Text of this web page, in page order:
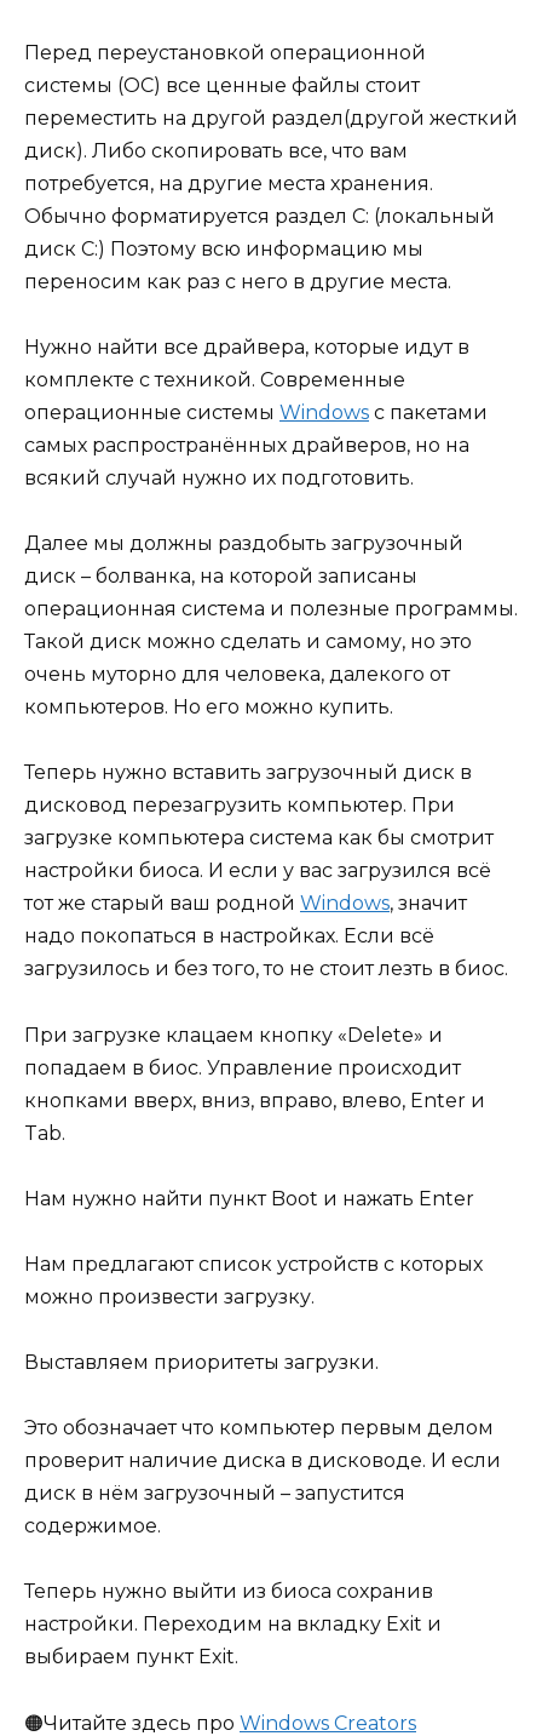
Перед переустановкой операционной
системы (ОС) все ценные файлы стоит
переместить на другой раздел(другой жесткий
диск). Либо скопировать все, что вам
потребуется, на другие места хранения.
Обычно форматируется раздел C: (локальный
диск С:) Поэтому всю информацию мы
переносим как раз с него в другие места.
Нужно найти все драйвера, которые идут в
комплекте с техникой. Современные
операционные системы Windows с пакетами
самых распространённых драйверов, но на
всякий случай нужно их подготовить.
Далее мы должны раздобыть загрузочный
диск – болванка, на которой записаны
операционная система и полезные программы.
Такой диск можно сделать и самому, но это
очень муторно для человека, далекого от
компьютеров. Но его можно купить.
Теперь нужно вставить загрузочный диск в
дисковод перезагрузить компьютер. При
загрузке компьютера система как бы смотрит
настройки биоса. И если у вас загрузился всё
тот же старый ваш родной Windows, значит
надо покопаться в настройках. Если всё
загрузилось и без того, то не стоит лезть в биос.
При загрузке клацаем кнопку «Delete» и
попадаем в биос. Управление происходит
кнопками вверх, вниз, вправо, влево, Enter и
Tab.
Нам нужно найти пункт Boot и нажать Enter
Нам предлагают список устройств с которых
можно произвести загрузку.
Выставляем приоритеты загрузки.
Это обозначает что компьютер первым делом
проверит наличие диска в дисководе. И если
диск в нём загрузочный – запустится
содержимое.
Теперь нужно выйти из биоса сохранив
настройки. Переходим на вкладку Exit и
выбираем пункт Exit.
🟠Читайте здесь про Windows Creators